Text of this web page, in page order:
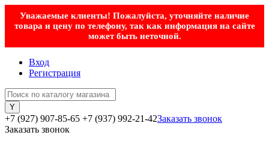
Уважаемые клиенты! Пожалуйста, уточняйте наличие
товара и цену по телефону, так как информация на сайте
может быть неточной.
Вход
Регистрация
+7 (927) 907-85-65 +7 (937) 992-21-42Заказать звонок
Заказать звонок